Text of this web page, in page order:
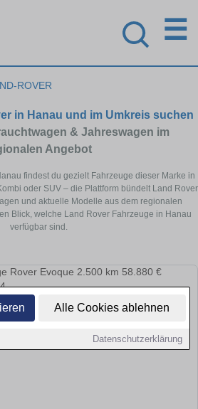
Alle Cookies ablehnen
Datenschutzerklärung
☰
ROVER
in Hanau und im Umkreis suchen
& Jahreswagen im
Angebot
findest du gezielt Fahrzeuge dieser Marke in
oder SUV – die Plattform bündelt Land Rover
und aktuelle Modelle aus dem regionalen
Blick, welche Land Rover Fahrzeuge in Hanau
verfügbar sind.